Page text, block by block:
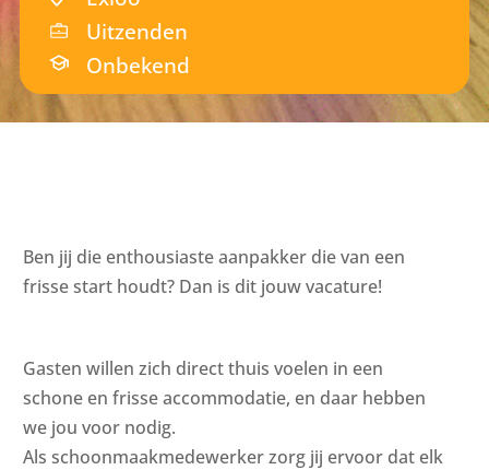
Uitzenden
Onbekend
Ben jij die enthousiaste aanpakker die van een
frisse start houdt? Dan is dit jouw vacature!
Gasten willen zich direct thuis voelen in een
schone en frisse accommodatie, en daar hebben
we jou voor nodig.
Als schoonmaakmedewerker zorg jij ervoor dat elk